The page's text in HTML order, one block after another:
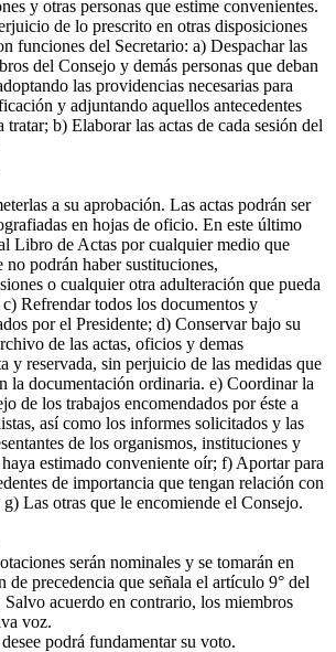
y otras personas que estime convenientes.
de lo prescrito en otras disposiciones
funciones del Secretario: a) Despachar las
del Consejo y demás personas que deban
las providencias necesarias para
y adjuntando aquellos antecedentes
tratar; b) Elaborar las actas de cada sesión del
a su aprobación. Las actas podrán ser
en hojas de oficio. En este último
Libro de Actas por cualquier medio que
no podrán haber sustituciones,
o cualquier otra adulteración que pueda
Refrendar todos los documentos y
por el Presidente; d) Conservar bajo su
de las actas, oficios y demas
y reservada, sin perjuicio de las medidas que
la documentación ordinaria. e) Coordinar la
de los trabajos encomendados por éste a
así como los informes solicitados y las
de los organismos, instituciones y
haya estimado conveniente oír; f) Aportar para
de importancia que tengan relación con
g) Las otras que le encomiende el Consejo.
serán nominales y se tomarán en
de precedencia que señala el artículo 9° del
Salvo acuerdo en contrario, los miembros
voz.
podrá fundamentar su voto.